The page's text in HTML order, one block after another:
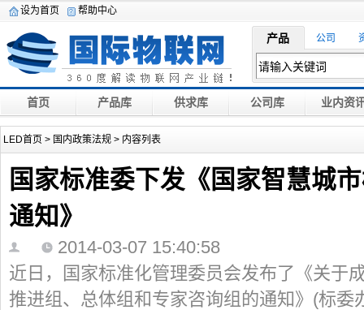
设为首页 帮助中心
产品 公司
首页 产品库 供求库 公司库 业内资
LED首页 > 国内政策法规 > 内容列表
国家标准委下发《国家智慧城
通知》
2014-03-07 15:40:58
近日，国家标准化管理委员会发布了《关于
推进组、总体组和专家咨询组的通知》(标委